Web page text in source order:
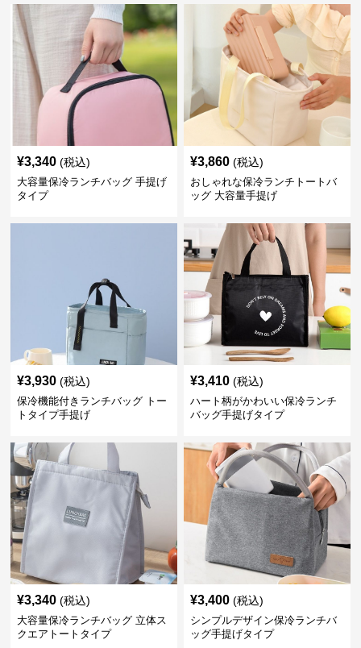
¥3,340 (税込)
大容量保冷ランチバッグ 手提げ
タイプ
¥3,860 (税込)
おしゃれな保冷ランチトートバ
ッグ 大容量手提げ
¥3,930 (税込)
保冷機能付きランチバッグ トー
トタイプ手提げ
¥3,410 (税込)
ハート柄がかわいい保冷ランチ
バッグ手提げタイプ
¥3,340 (税込)
大容量保冷ランチバッグ 立体ス
クエアトートタイプ
¥3,400 (税込)
シンプルデザイン保冷ランチバ
ッグ手提げタイプ